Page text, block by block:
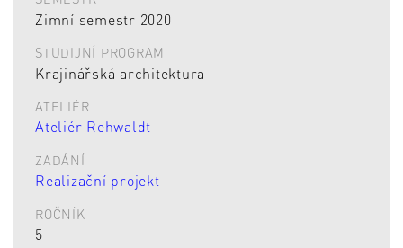
Zimní semestr 2020
STUDIJNÍ PROGRAM
Krajinářská architektura
ATELIÉR
Ateliér Rehwaldt
ZADÁNÍ
Realizační projekt
ROČNÍK
5